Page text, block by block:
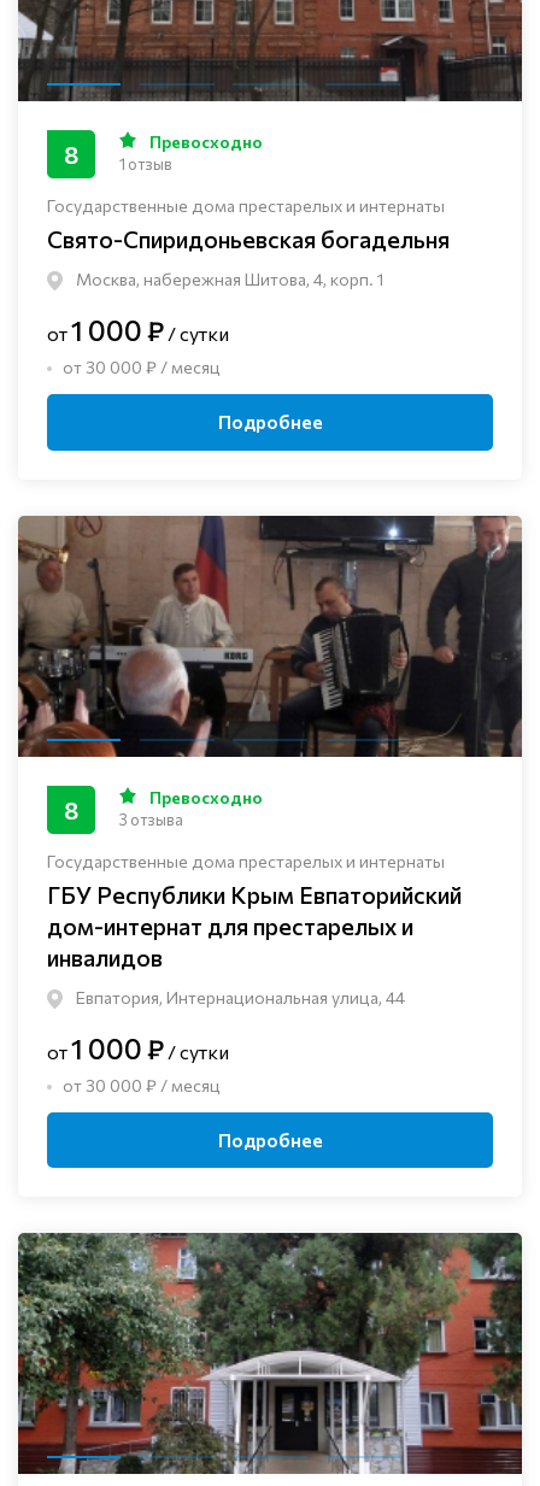
Государственные дома престарелых и интернаты
Свято-Спиридоньевская богадельня
Москва, набережная Шитова, 4, корп. 1
8 Превосходно
1 отзыв
от1 000 ₽ / сутки
от 30 000 ₽ / месяц
Подробнее
Государственные дома престарелых и интернаты
ГБУ Республики Крым Евпаторийский
дом-интернат для престарелых и
инвалидов
Евпатория, Интернациональная улица, 44
8 Превосходно
3 отзыва
от1 000 ₽ / сутки
от 30 000 ₽ / месяц
Подробнее